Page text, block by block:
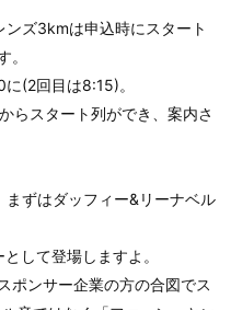
ンズ3kmは申込時にスタート
。
(2回目は8:15)。
らスタート列ができ、案内さ
まずはダッフィー&リーナベル
して登場しますよ。
ポンサー企業の方の合図でス